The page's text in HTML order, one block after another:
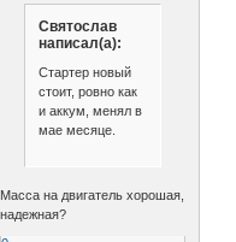
Святослав
написал(а):
Стартер новый
стоит, ровно как
и аккум, менял в
мае месяце.
Масса на двигатель хорошая,
надежная?